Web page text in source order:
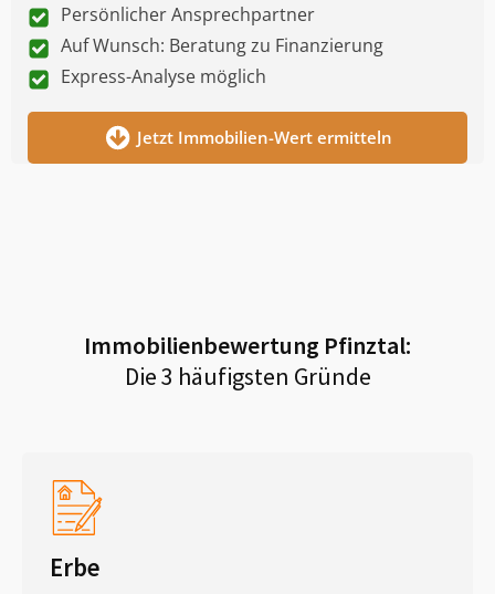
Persönlicher Ansprechpartner
Auf Wunsch: Beratung zu Finanzierung
Express-Analyse möglich
Jetzt Immobilien-Wert ermitteln
Immobilienbewertung Pfinztal:
Die 3 häufigsten Gründe
Erbe